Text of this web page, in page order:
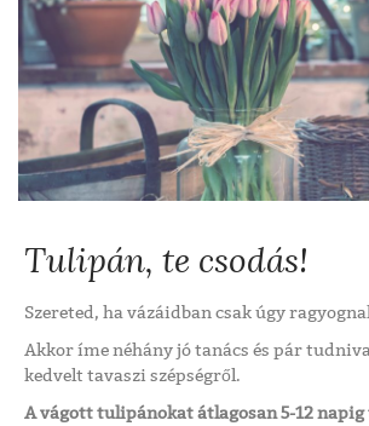
Tulipán, te csodás!
Szereted, ha vázáidban csak úgy
Akkor íme néhány jó tanács és pár
kedvelt tavaszi szépségről.
A vágott tulipánokat átlagosan 5-12